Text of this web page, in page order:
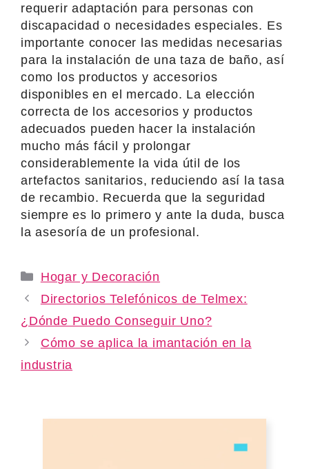
requerir adaptación para personas con
discapacidad o necesidades especiales. Es
importante conocer las medidas necesarias
para la instalación de una taza de baño, así
como los productos y accesorios
disponibles en el mercado. La elección
correcta de los accesorios y productos
adecuados pueden hacer la instalación
mucho más fácil y prolongar
considerablemente la vida útil de los
artefactos sanitarios, reduciendo así la tasa
de recambio. Recuerda que la seguridad
siempre es lo primero y ante la duda, busca
la asesoría de un profesional.
Categories
Hogar y Decoración
Directorios Telefónicos de Telmex:
¿Dónde Puedo Conseguir Uno?
Cómo se aplica la imantación en la
industria